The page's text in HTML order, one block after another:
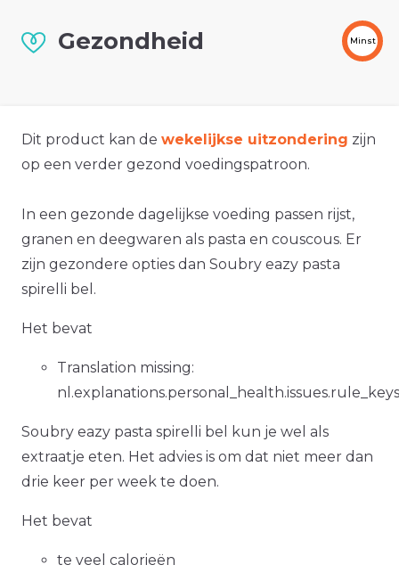
Gezondheid Minst
Dit product kan de wekelijkse uitzondering zijn
op een verder gezond voedingspatroon.
In een gezonde dagelijkse voeding passen rijst,
granen en deegwaren als pasta en couscous. Er
zijn gezondere opties dan Soubry eazy pasta
spirelli bel.
Het bevat
Translation missing:
Soubry eazy pasta spirelli bel kun je wel als
extraatje eten. Het advies is om dat niet meer dan
drie keer per week te doen.
Het bevat
te veel calorieën